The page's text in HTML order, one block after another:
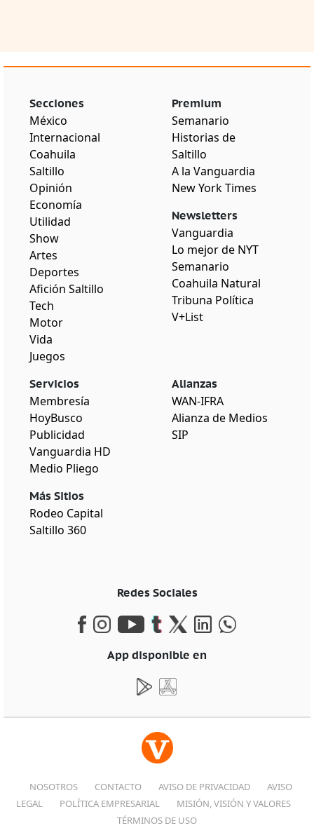
Secciones
México
Internacional
Coahuila
Saltillo
Opinión
Economía
Utilidad
Show
Artes
Deportes
Afición Saltillo
Tech
Motor
Vida
Juegos
Premium
Semanario
Historias de
Saltillo
A la Vanguardia
New York Times
Newsletters
Vanguardia
Lo mejor de NYT
Semanario
Coahuila Natural
Tribuna Política
V+List
Servicios
Membresía
HoyBusco
Publicidad
Vanguardia HD
Medio Pliego
Más Sitios
Rodeo Capital
Saltillo 360
Alianzas
WAN-IFRA
Alianza de Medios
SIP
Redes Sociales
App disponible en
NOSOTROS CONTACTO AVISO DE PRIVACIDAD
AVISO
LEGAL
POLÍTICA EMPRESARIAL
MISIÓN, VISIÓN Y VALORES
TÉRMINOS DE USO